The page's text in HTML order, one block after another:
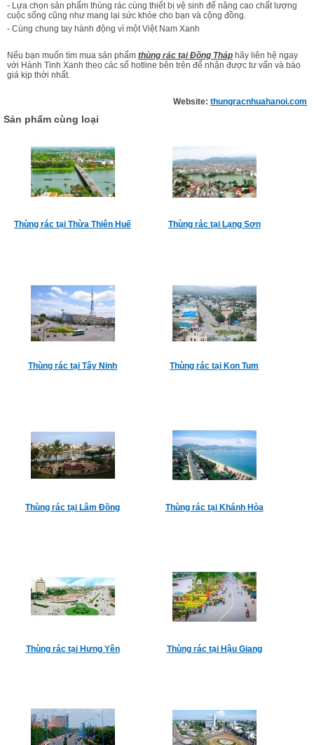
- Lựa chọn sản phẩm thùng rác cùng thiết bị vệ sinh để nâng cao chất lượng
cuộc sống cũng như mang lại sức khỏe cho bạn và cộng đồng.
- Cùng chung tay hành động vì một Việt Nam Xanh
Nếu bạn muốn tìm mua sản phẩm thùng rác tại Đồng Tháp hãy liên hệ ngay
với Hành Tinh Xanh theo các số hotline bên trên để nhận được tư vấn và báo
giá kịp thời nhất.
Website: thungracnhuahanoi.com
Sản phẩm cùng loại
Thùng rác tại Thừa Thiên Huế Thùng rác tại Lạng Sơn
Thùng rác tại Tây Ninh Thùng rác tại Kon Tum
Thùng rác tại Lâm Đồng Thùng rác tại Khánh Hòa
Thùng rác tại Hưng Yên Thùng rác tại Hậu Giang